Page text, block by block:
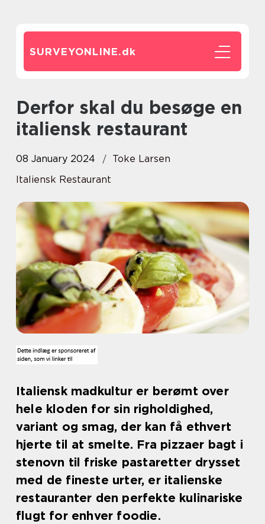
SURVEYONLINE.dk
Derfor skal du besøge en
italiensk restaurant
08 January 2024
Toke Larsen
Italiensk Restaurant
Italiensk madkultur er berømt over
hele kloden for sin righoldighed,
variant og smag, der kan få ethvert
hjerte til at smelte. Fra pizzaer bagt i
stenovn til friske pastaretter drysset
med de fineste urter, er italienske
restauranter den perfekte kulinariske
flugt for enhver foodie.